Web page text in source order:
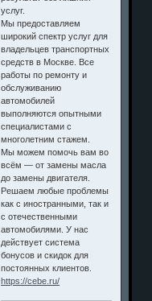
услуг.
Мы предоставляем
широкий спектр услуг для
владельцев транспортных
средств в Москве. Все
работы по ремонту и
обслуживанию
автомобилей
выполняются опытными
специалистами с
многолетним стажем.
Мы можем помочь вам во
всём — от замены масла
до замены двигателя.
Решаем любые проблемы
как с иностранными, так и
с отечественными
автомобилями. У нас
действует система
бонусов и скидок для
постоянных клиентов.
https://cebe.ru/